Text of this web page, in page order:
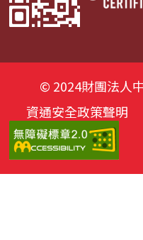
© 2024財團法人
資通安全政策聲明